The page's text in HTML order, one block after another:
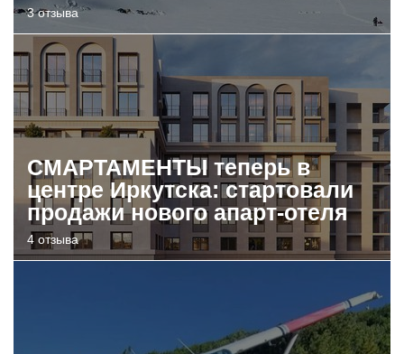
3 отзыва
СМАРТАМЕНТЫ теперь в
центре Иркутска: стартовали
продажи нового апарт-отеля
4 отзыва